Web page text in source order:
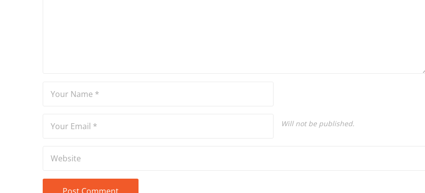
Will not be published.